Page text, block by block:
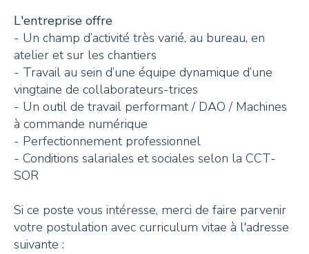
NOUS SUIVRE
L'entreprise offre
- Un champ d’activité très varié, au bureau, en
atelier et sur les chantiers
- Travail au sein d’une équipe dynamique d’une
vingtaine de collaborateurs-trices
- Un outil de travail performant / DAO / Machines
à commande numérique
- Perfectionnement professionnel
- Conditions salariales et sociales selon la CCT-
SOR
Si ce poste vous intéresse, merci de faire parvenir
votre postulation avec curriculum vitae à l'adresse
suivante :